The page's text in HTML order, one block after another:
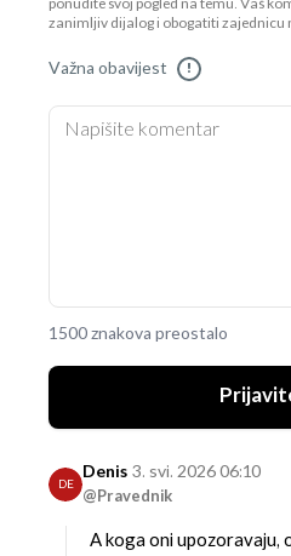
ponudite svoj pogled na temu. Vaš
zanimljiv dijalog i obogatiti zajednicu
Važna obavijest !
1500 znakova preostalo
DE
Denis
@Pravednik
3. svi. 2026 06:10
A koga oni upozoravaju,